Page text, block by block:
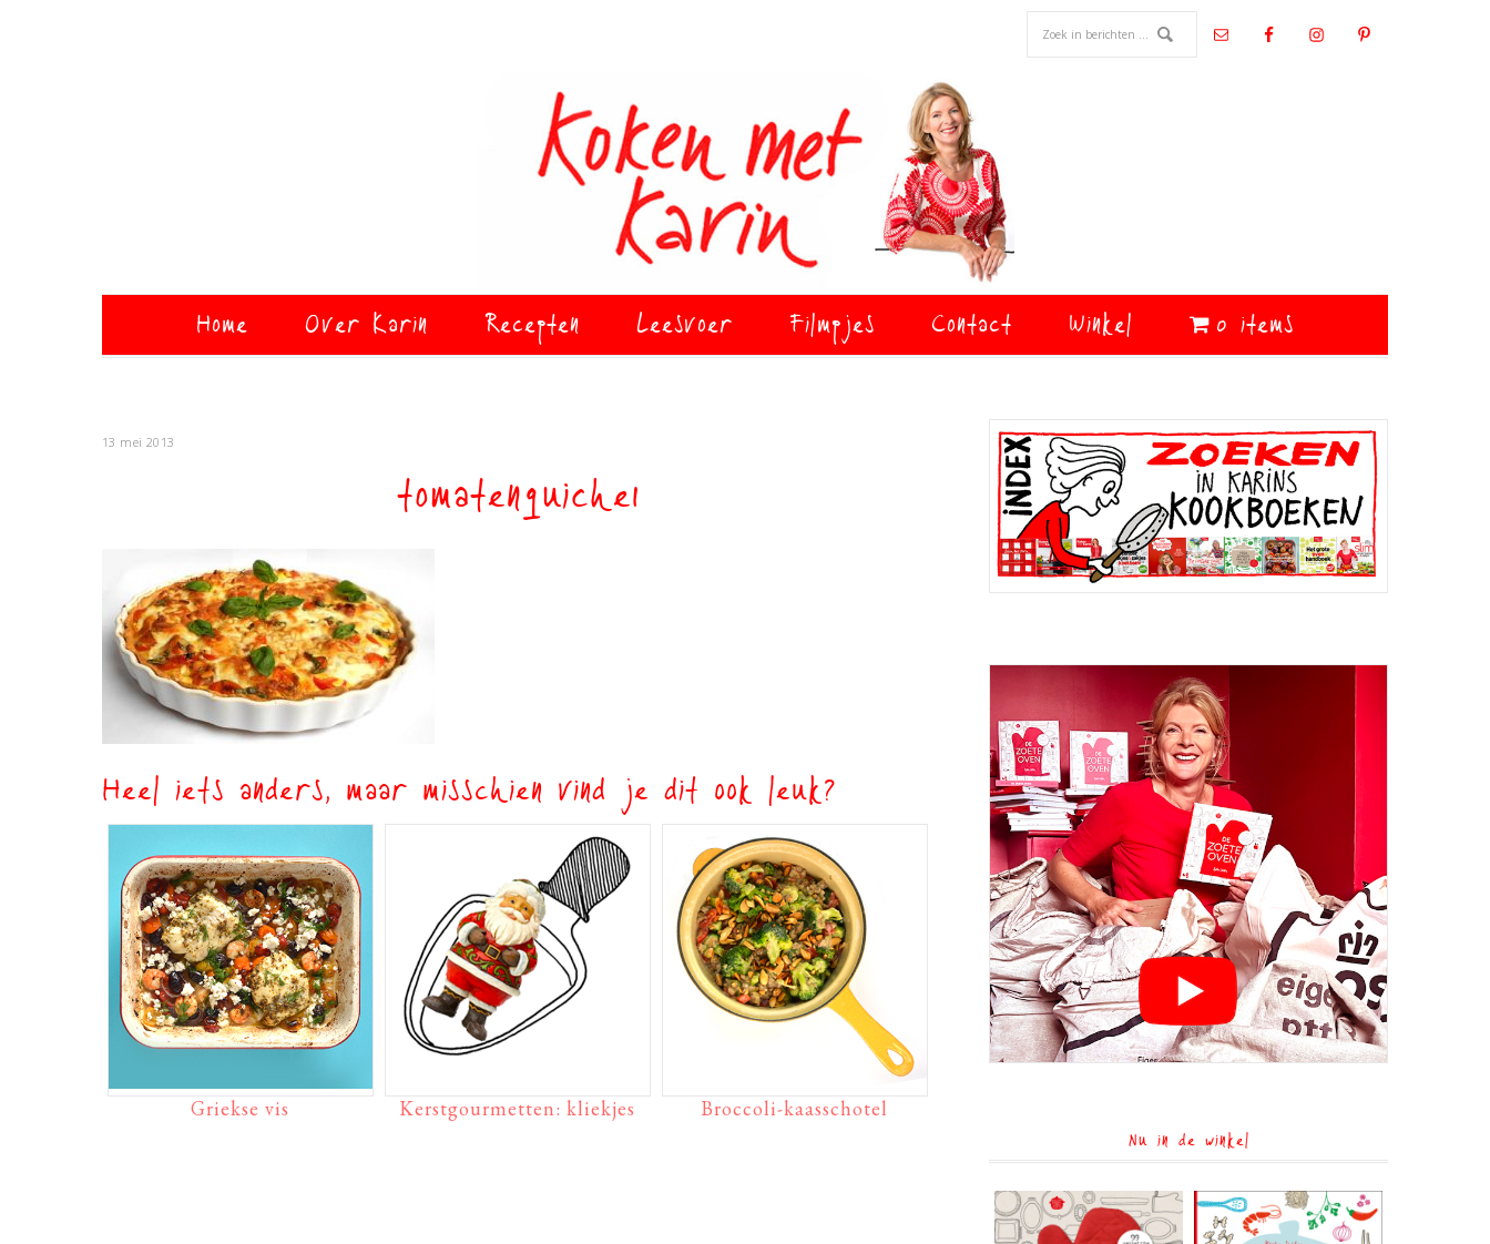
Home Over Karin Recepten Leesvoer Filmpjes Contact Winkel 0 items
13 mei 2013
tomatenquiche1
Heel iets anders, maar misschien vind je dit ook leuk?
Griekse vis Kerstgourmetten: kliekjes Broccoli-kaasschotel
Primaire
Sidebar
Nu in de winkel